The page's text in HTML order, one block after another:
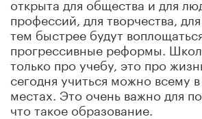
профессий, для творчества,
тем быстрее будут
прогрессивные реформы.
только про учебу, это про
сегодня учиться можно всему
местах. Это очень важно для
что такое образование.